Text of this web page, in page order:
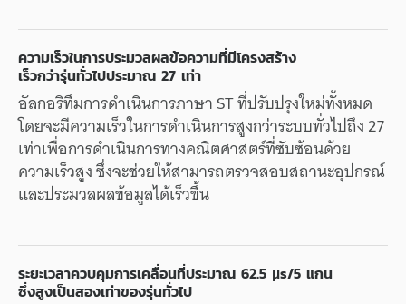
ความเร็วในการประมวลผลข้อความที่มีโครงสร้าง
เร็วกว่ารุ่นทั่วไปประมาณ 27 เท่า
อัลกอริทึมการดำเนินการภาษาSTที่ปรับปรุงใหม่ทั้งหมด
โดยจะมีความเร็วในการดำเนินการสูงกว่าระบบทั่วไปถึง27
เท่าเพื่อการดำเนินการทางคณิตศาสตร์ที่ซับซ้อนด้วย
ความเร็วสูงซึ่งจะช่วยให้สามารถตรวจสอบสถานะอุปกรณ์
และประมวลผลข้อมูลได้เร็วขึ้น
ระยะเวลาควบคุมการเคลื่อนที่ประมาณ 62.5 µs/5 แกน
ซึ่งสูงเป็นสองเท่าของรุ่นทั่วไป